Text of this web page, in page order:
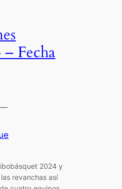
– Fecha
2024 y
revanchas así